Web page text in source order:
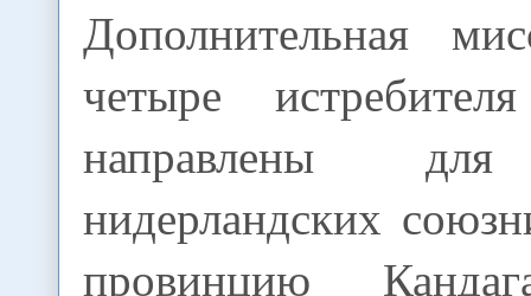
Дополнительная
четыре
направлены
нидерландских
провинцию